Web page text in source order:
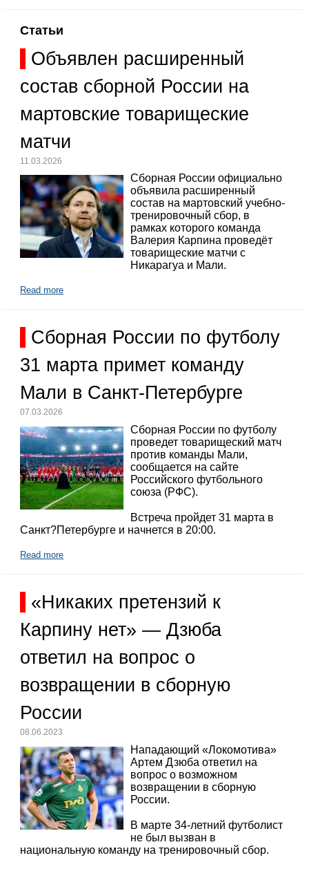
Статьи
Объявлен расширенный
состав сборной России на
мартовские товарищеские
матчи
11.03.2026
Сборная России официально
объявила расширенный
состав на мартовский учебно-
тренировочный сбор, в
рамках которого команда
Валерия Карпина проведёт
товарищеские матчи с
Никарагуа и Мали.
Read more
Сборная России по футболу
31 марта примет команду
Мали в Санкт-Петербурге
07.03.2026
Сборная России по футболу
проведет товарищеский матч
против команды Мали,
сообщается на сайте
Российского футбольного
союза (РФС).
Встреча пройдет 31 марта в
Санкт?Петербурге и начнется в 20:00.
Read more
«Никаких претензий к
Карпину нет» — Дзюба
ответил на вопрос о
возвращении в сборную
России
08.06.2023
Нападающий «Локомотива»
Артем Дзюба ответил на
вопрос о возможном
возвращении в сборную
России.
В марте 34-летний футболист
не был вызван в
национальную команду на тренировочный сбор.